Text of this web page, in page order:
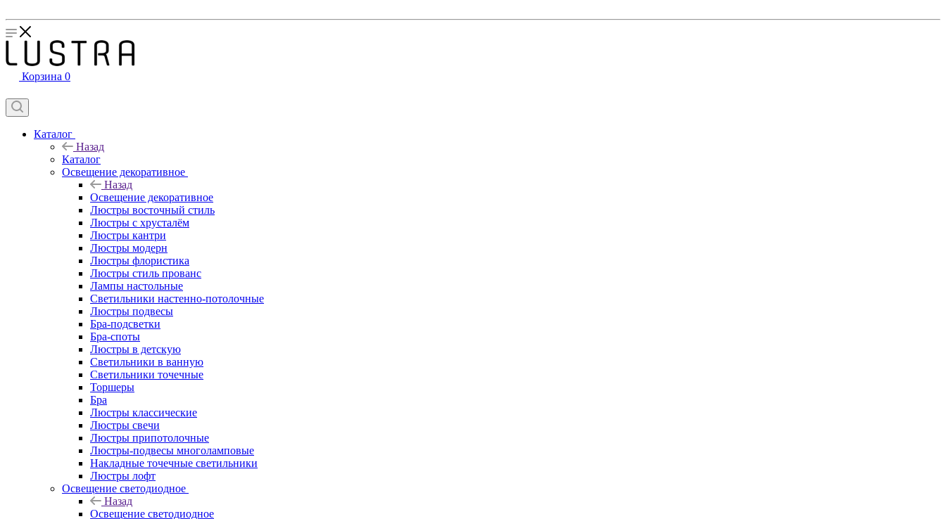
Корзина 0
Каталог
Назад
Каталог
Освещение декоративное
Назад
Освещение декоративное
Люстры восточный стиль
Люстры с хрусталём
Люстры кантри
Люстры модерн
Люстры флористика
Люстры стиль прованс
Лампы настольные
Светильники настенно-потолочные
Люстры подвесы
Бра-подсветки
Бра-споты
Люстры в детскую
Светильники в ванную
Светильники точечные
Торшеры
Бра
Люстры классические
Люстры свечи
Люстры припотолочные
Люстры-подвесы многоламповые
Накладные точечные светильники
Люстры лофт
Освещение светодиодное
Назад
Освещение светодиодное